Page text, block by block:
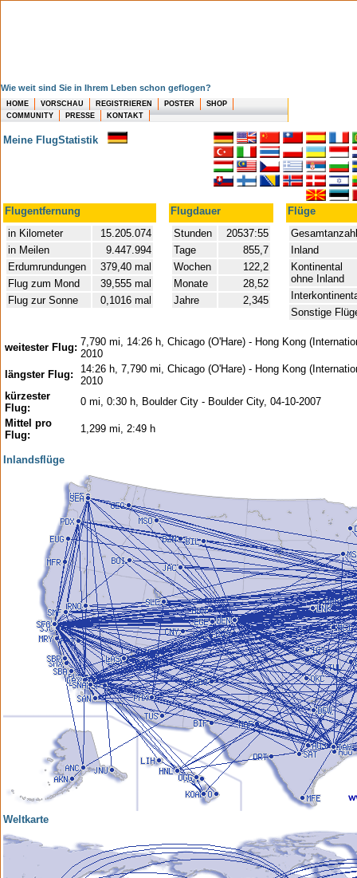
Wie weit sind Sie in Ihrem Leben schon geflogen?
HOME VORSCHAU REGISTRIEREN POSTER
SHOP
COMMUNITY
PRESSE KONTAKT
Meine FlugStatistik
Flugentfernung Flugdauer
Flüge
in Kilometer
15.205.074
in Meilen
9.447.994
Erdumrundungen
379,40 mal
Flug zum Mond
39,555 mal
Flug zur Sonne
0,1016 mal
Stunden
20537:55
Tage
855,7
Wochen
122,2
Monate
28,52
Jahre
2,345
Gesamtanzahl
Inland
Kontinental
ohne Inland
Sonstige
weitester Flug: 7,790 mi, 14:26 h, Chicago (O'Hare) - Hong Kong
2010
längster Flug:
14:26 h, 7,790 mi, Chicago (O'Hare) - Hong Kong
2010
kürzester
Flug:
0 mi, 0:30 h, Boulder City - Boulder City, 04-10-2007
Mittel pro
Flug:
1,299 mi, 2:49 h
Inlandsflüge
Weltkarte